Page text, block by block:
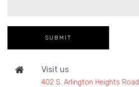
Visit us
402 S. Arlington Heights Road